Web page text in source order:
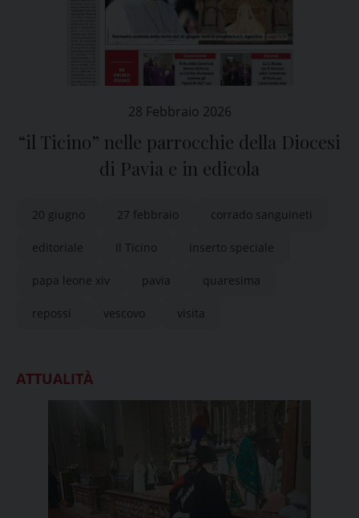
28 Febbraio 2026
“il Ticino” nelle parrocchie della Diocesi
di Pavia e in edicola
20 giugno 27 febbraio corrado sanguineti
editoriale Il Ticino inserto speciale
papa leone xiv pavia quaresima
repossi vescovo visita
ATTUALITÀ